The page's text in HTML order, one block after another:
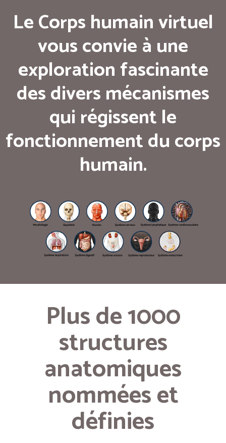
Le Corps humain virtuel
vous convie à une
exploration fascinante
des divers mécanismes
qui régissent le
fonctionnement du corps
humain.
Plus de 1000
structures
anatomiques
nommées et
définies